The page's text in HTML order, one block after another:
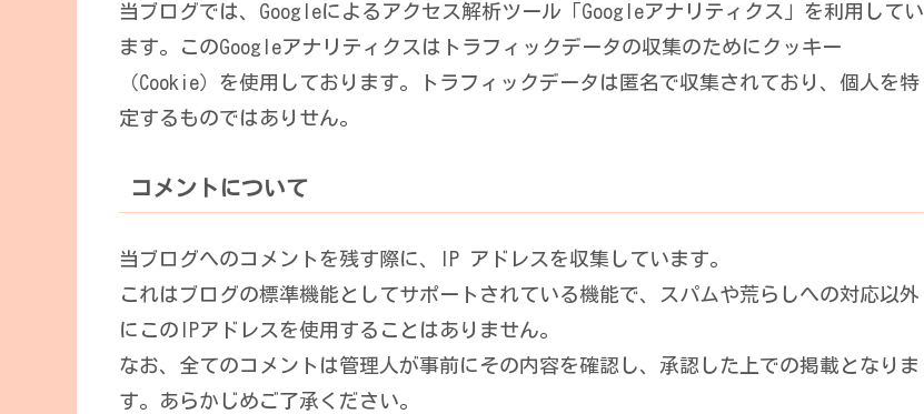
当ブログでは、Googleによるアクセス解析ツール「Googleアナリティクス」を利用してい
ます。このGoogleアナリティクスはトラフィックデータの収集のためにクッキー
（Cookie）を使用しております。トラフィックデータは匿名で収集されており、個人を特
定するものではありせん。
コメントについて
当ブログへのコメントを残す際に、IP アドレスを収集しています。
これはブログの標準機能としてサポートされている機能で、スパムや荒らしへの対応以外
にこのIPアドレスを使用することはありません。
なお、全てのコメントは管理人が事前にその内容を確認し、承認した上での掲載となりま
す。あらかじめご了承ください。